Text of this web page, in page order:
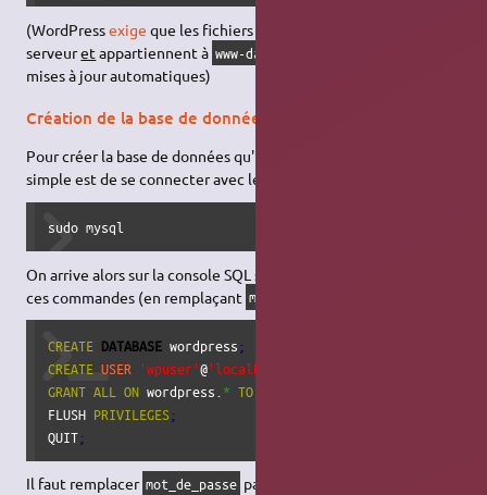
(WordPressexige que les fichiers soient modifiables par le
serveuret appartiennent à www-data
mises à jour automatiques)
Création de la base de données
Pour créer la base de données qu'utilisera WordPress, le plus
simple est de se connecter avec le client
sudo mysql
On arrive alors sur la console SQL sur laquelle nous allons entrer
ces commandes (en remplaçant mot_de_passe
CREATE DATABASE wordpress ;
CREATE USER 'wpuser'@'localhost'
GRANT ALL ON wordpress. * TO
FLUSH PRIVILEGES ;
QUIT;
Il faut remplacer mot_de_passe par un vrai mot de passe